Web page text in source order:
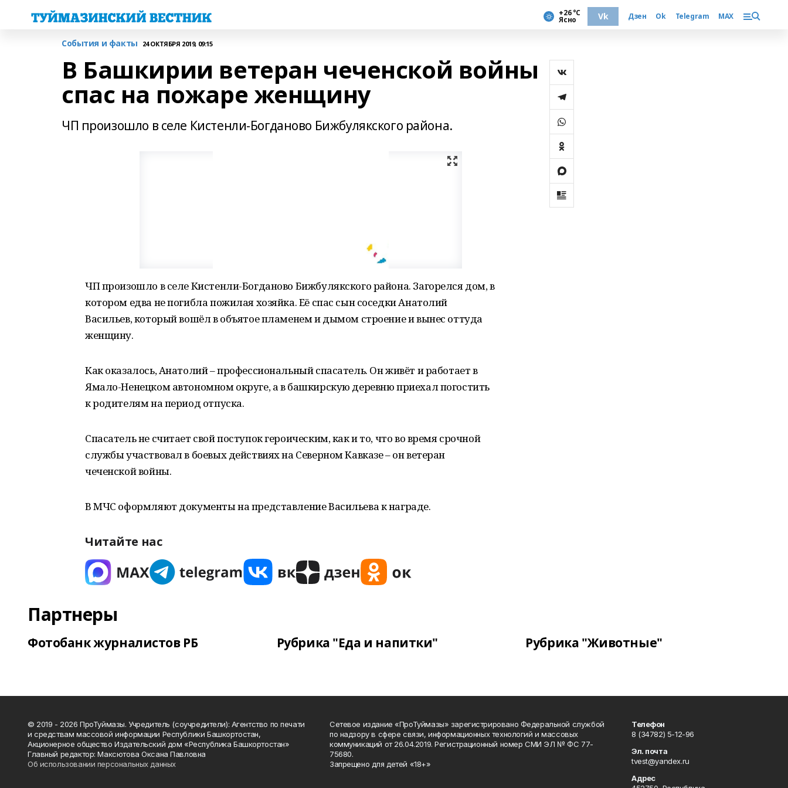
+26 °С
Ясно Vk Дзен Ok Telegram MAX
События и факты 24 ОКТЯБРЯ 2019, 09:15
В Башкирии ветеран чеченской войны
спас на пожаре женщину
ЧП произошло в селе Кистенли-Богданово Бижбулякского района.
ЧП произошло в селе Кистенли-Богданово Бижбулякского района. Загорелся дом, в
котором едва не погибла пожилая хозяйка. Её спас сын соседки Анатолий
Васильев, который вошёл в объятое пламенем и дымом строение и вынес оттуда
женщину.
Как оказалось, Анатолий – профессиональный спасатель. Он живёт и работает в
Ямало-Ненецком автономном округе, а в башкирскую деревню приехал погостить
к родителям на период отпуска.
Спасатель не считает свой поступок героическим, как и то, что во время срочной
службы участвовал в боевых действиях на Северном Кавказе – он ветеран
чеченской войны.
В МЧС оформляют документы на представление Васильева к награде.
Читайте нас
Партнеры
Фотобанк журналистов РБ Рубрика "Еда и напитки" Рубрика "Животные"
© 2019 - 2026 ПроТуймазы. Учредитель (соучредители): Агентство по печати
и средствам массовой информации Республики Башкортостан,
Акционерное общество Издательский дом «Республика Башкортостан»
Главный редактор: Максютова Оксана Павловна
Об использовании персональных данных
Сетевое издание «ПроТуймазы» зарегистрировано Федеральной службой
по надзору в сфере связи, информационных технологий и массовых
коммуникаций от 26.04.2019. Регистрационный номер СМИ ЭЛ № ФС 77-
75680.
Запрещено для детей «18+»
Телефон
8 (34782) 5-12-96
Эл. почта
tvest@yandex.ru
Адрес